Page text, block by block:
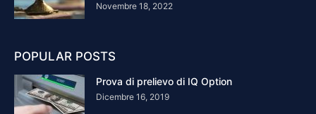
Novembre 18, 2022
POPULAR POSTS
Prova di prelievo di IQ Option
Dicembre 16, 2019